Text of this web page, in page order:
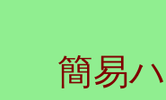
簡易